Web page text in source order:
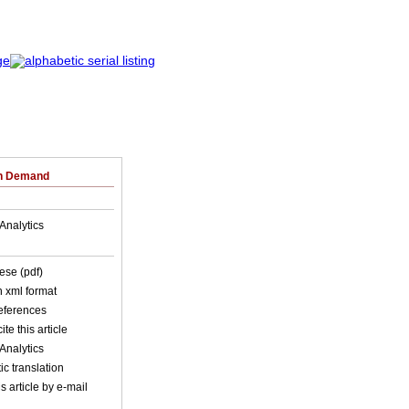
Demand
(pdf)
xml format
this article
translation
article by e-mail